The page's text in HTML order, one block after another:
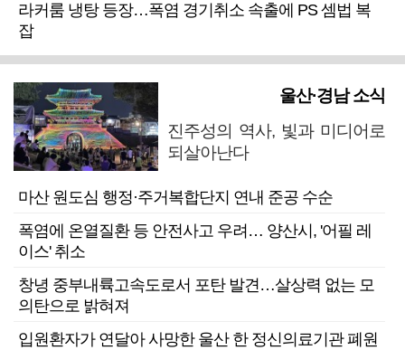
라커룸 냉탕 등장…폭염 경기취소 속출에 PS 셈법 복
잡
울산·경남 소식
진주성의 역사, 빛과 미디어로
되살아난다
마산 원도심 행정·주거복합단지 연내 준공 수순
폭염에 온열질환 등 안전사고 우려… 양산시, '어필 레
이스' 취소
창녕 중부내륙고속도로서 포탄 발견…살상력 없는 모
의탄으로 밝혀져
입원환자가 연달아 사망한 울산 한 정신의료기관 폐원